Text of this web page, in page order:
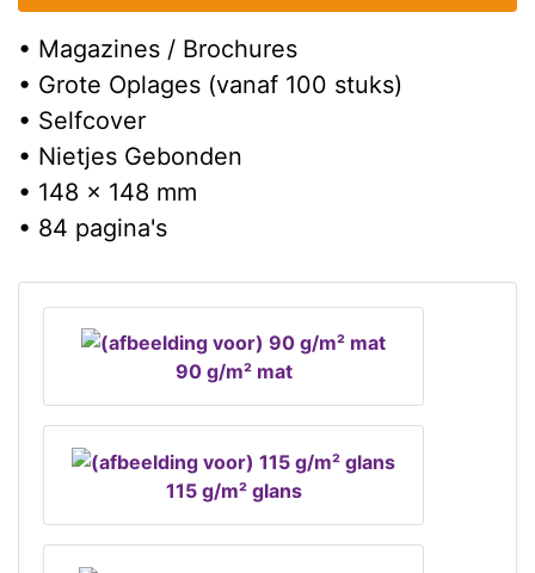
• Magazines / Brochures
• Grote Oplages (vanaf 100 stuks)
• Selfcover
• Nietjes Gebonden
• 148 x 148 mm
• 84 pagina's
90 g/m² mat
115 g/m² glans